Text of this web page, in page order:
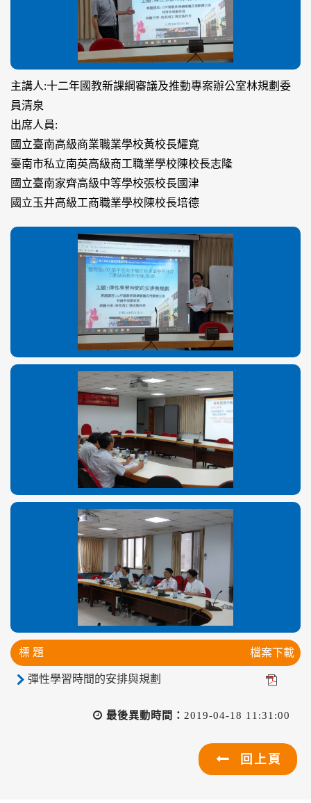
主講人:十二年國教新課綱審議及推動專案辦公室林規劃委
員清泉
出席人員:
國立臺南高級商業職業學校黃校長耀寬
臺南市私立南英高級商工職業學校陳校長志隆
國立臺南家齊高級中等學校張校長國津
國立玉井高級工商職業學校陳校長培德
標 題 檔案下載
彈性學習時間的安排與規劃
最後異動時間： 2019-04-18 11:31:00
回上頁